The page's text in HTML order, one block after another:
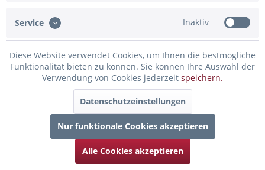
Infos zum Hersteller
Folgende Infos zum Hersteller sind verfübar......mehr
Zubehör 2
Kunden kauften auch
Kunden haben sich ebenfalls angesehen
Service Inaktiv
Diese Website verwendet Cookies, um Ihnen die bestmögliche
Funktionalität bieten zu können. Sie können Ihre Auswahl der
Verwendung von Cookies jederzeit speichern.
Datenschutzeinstellungen
Nur funktionale Cookies akzeptieren
Alle Cookies akzeptieren